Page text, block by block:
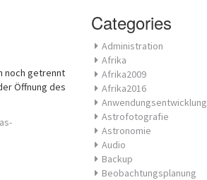
noch getrennt
Öffnung des
Categories
Administration
Afrika
Afrika2009
Afrika2016
Anwendungsentwicklung
Astrofotografie
Astronomie
Audio
Backup
Beobachtungsplanung